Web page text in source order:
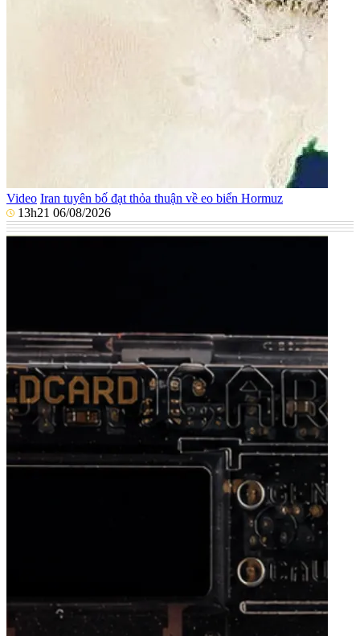
Video Iran tuyên bố đạt thỏa thuận về eo biển Hormuz
13h21 06/08/2026